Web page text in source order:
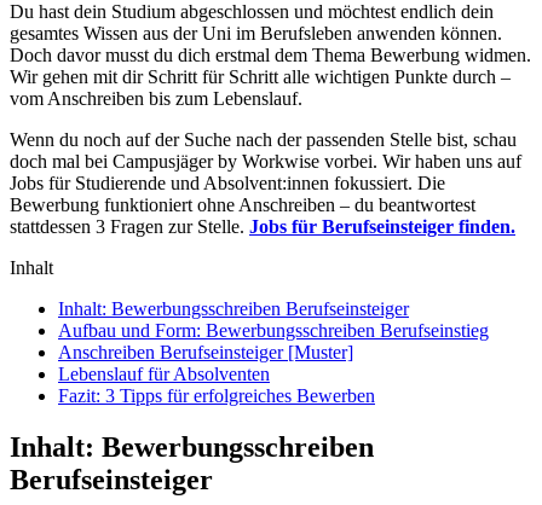
Du hast dein Studium abgeschlossen und möchtest endlich dein
gesamtes Wissen aus der Uni im Berufsleben anwenden können.
Doch davor musst du dich erstmal dem Thema Bewerbung widmen.
Wir gehen mit dir Schritt für Schritt alle wichtigen Punkte durch –
vom Anschreiben bis zum Lebenslauf.
Wenn du noch auf der Suche nach der passenden Stelle bist, schau
doch mal bei Campusjäger by Workwise vorbei. Wir haben uns auf
Jobs für Studierende und Absolvent:innen fokussiert. Die
Bewerbung funktioniert ohne Anschreiben – du beantwortest
stattdessen 3 Fragen zur Stelle. Jobs für Berufseinsteiger finden.
Inhalt
Inhalt: Bewerbungsschreiben Berufseinsteiger
Aufbau und Form: Bewerbungsschreiben Berufseinstieg
Anschreiben Berufseinsteiger [Muster]
Lebenslauf für Absolventen
Fazit: 3 Tipps für erfolgreiches Bewerben
Inhalt: Bewerbungsschreiben
Berufseinsteiger